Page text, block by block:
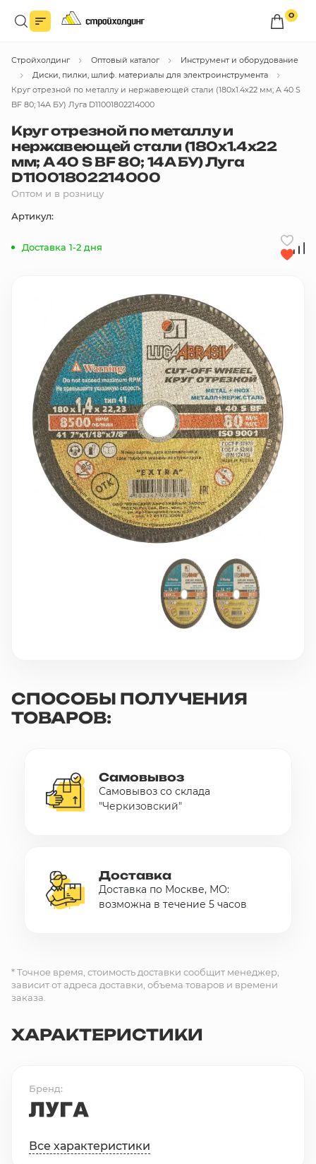
0
Войдите в личный кабинет
Вы сможете оформлять заказыпо оптовым ценам.
Войти
Каталог товаров
Все
Избранное
10 000 ₽
Минимальный заказ
+7(495) 988-86-47
sales@stroyholding.ru
Max
Телеграм
Доставка
Оплата
О компании
Все бренды
Стройхолдинг Оптовый каталог
Инструмент и оборудование
Диски, пилки, шлиф. материалы для электроинструмента
Круг отрезной по металлу и нержавеющей стали (180х1.4х22 мм; A 40 S
BF 80; 14А БУ) Луга D11001802214000
Круг отрезной по металлу и
нержавеющей стали (180х1.4х22
мм; A 40 S BF 80; 14А БУ) Луга
D11001802214000
Оптом и в розницу
Артикул:
Доставка 1-2 дня
СПОСОБЫ ПОЛУЧЕНИЯ
ТОВАРОВ:
Самовывоз
Самовывоз со склада
"Черкизовский"
Доставка
Доставка по Москве, МО:
возможна в течение 5 часов
* Точное время, стоимость доставки сообщит менеджер,
зависит от адреса доставки, объема товаров и времени
заказа.
ХАРАКТЕРИСТИКИ
Бренд
Все характеристики